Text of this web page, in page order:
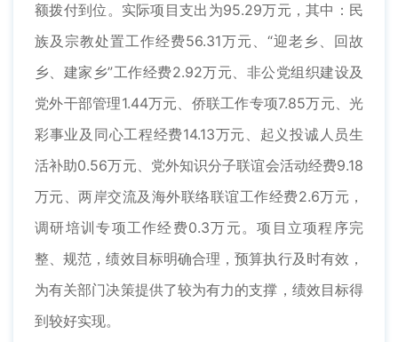
额拨付到位。实际项目支出为95.29万元，其中：民
族及宗教处置工作经费56.31万元、“迎老乡、回故
乡、建家乡”工作经费2.92万元、非公党组织建设及
党外干部管理1.44万元、侨联工作专项7.85万元、光
彩事业及同心工程经费14.13万元、起义投诚人员生
活补助0.56万元、党外知识分子联谊会活动经费9.18
万元、两岸交流及海外联络联谊工作经费2.6万元，
调研培训专项工作经费0.3万元。项目立项程序完
整、规范，绩效目标明确合理，预算执行及时有效，
为有关部门决策提供了较为有力的支撑，绩效目标得
到较好实现。